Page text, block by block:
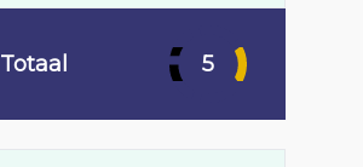
Totaal 5